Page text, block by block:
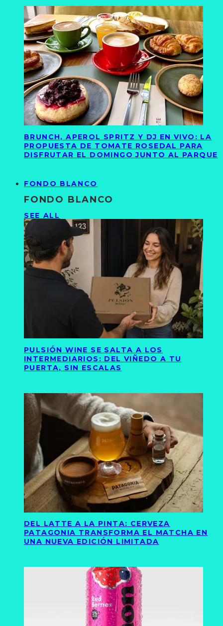
BRUNCH, APEROL SPRITZ Y DJ EN VIVO: LA
PROPUESTA DE TOMATE ROSEDAL PARA
DISFRUTAR EL DOMINGO JUNTO AL PARQUE
FONDO BLANCO
FONDO BLANCO
SEE ALL
PULSIÓN WINE SE SALTA A LOS
INTERMEDIARIOS: DEL VIÑEDO A TU
PUERTA, SIN ESCALAS
DEL LATTE A LA PINTA: CERVEZA
PATAGONIA TRANSFORMA EL MATCHA EN
UNA NUEVA EDICIÓN LIMITADA